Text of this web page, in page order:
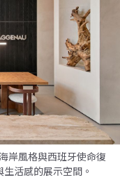
岸風格與西班牙使命復
活感的展示空間。